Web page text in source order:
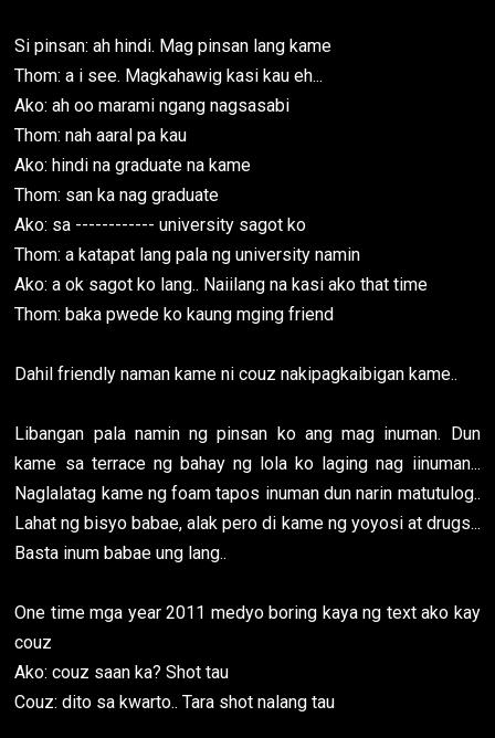
Si pinsan: ah hindi. Mag pinsan lang kame
Thom: a i see. Magkahawig kasi kau eh...
Ako: ah oo marami ngang nagsasabi
Thom: nah aaral pa kau
Ako: hindi na graduate na kame
Thom: san ka nag graduate
Ako: sa ------------ university sagot ko
Thom: a katapat lang pala ng university namin
Ako: a ok sagot ko lang.. Naiilang na kasi ako that time
Thom: baka pwede ko kaung mging friend
Dahil friendly naman kame ni couz nakipagkaibigan kame..
Libangan pala namin ng pinsan ko ang mag inuman. Dun
kame sa terrace ng bahay ng lola ko laging nag iinuman...
Naglalatag kame ng foam tapos inuman dun narin matutulog..
Lahat ng bisyo babae, alak pero di kame ng yoyosi at drugs...
Basta inum babae ung lang..
One time mga year 2011 medyo boring kaya ng text ako kay
couz
Ako: couz saan ka? Shot tau
Couz: dito sa kwarto.. Tara shot nalang tau